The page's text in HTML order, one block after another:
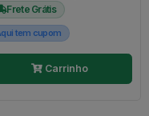
Frete Grátis
tem cupom
Carrinho